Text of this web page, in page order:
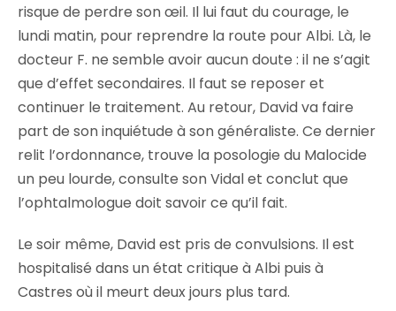
risque de perdre son œil. Il lui faut du courage, le
lundi matin, pour reprendre la route pour Albi. Là, le
docteur F. ne semble avoir aucun doute : il ne s’agit
que d’effet secondaires. Il faut se reposer et
continuer le traitement. Au retour, David va faire
part de son inquiétude à son généraliste. Ce dernier
relit l’ordonnance, trouve la posologie du Malocide
un peu lourde, consulte son Vidal et conclut que
l’ophtalmologue doit savoir ce qu’il fait.
Le soir même, David est pris de convulsions. Il est
hospitalisé dans un état critique à Albi puis à
Castres où il meurt deux jours plus tard.